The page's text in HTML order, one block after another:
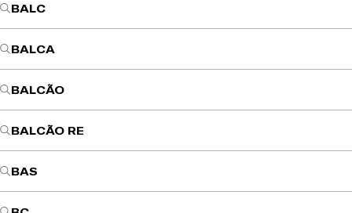
BALC
BALCA
BALCÃO
BALCÃO RE
BAS